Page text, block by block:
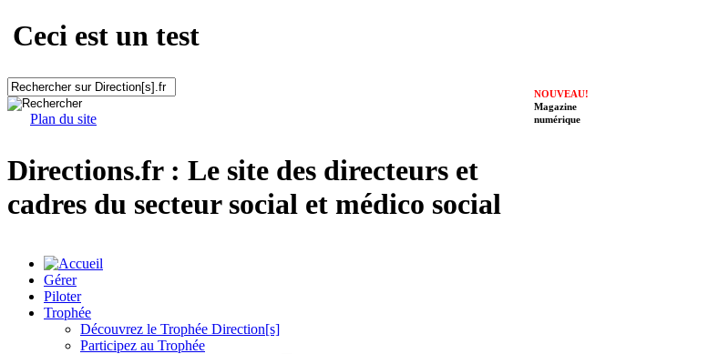
Ceci est un test
Plan du site
NOUVEAU!
Magazine
numérique
Directions.fr : Le site des directeurs et
cadres du secteur social et médico social
Gérer
Piloter
Trophée
Découvrez le Trophée Direction[s]
Participez au Trophée